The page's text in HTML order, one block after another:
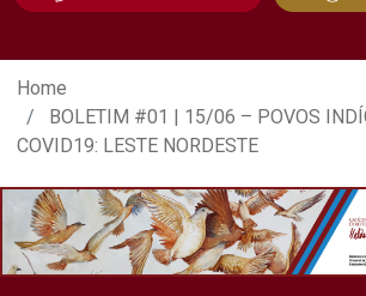
BOLETIM #01 | 15/06 –
Home
BOLETIM #01 | 15/06 – POVOS
COVID19: LESTE NORDESTE